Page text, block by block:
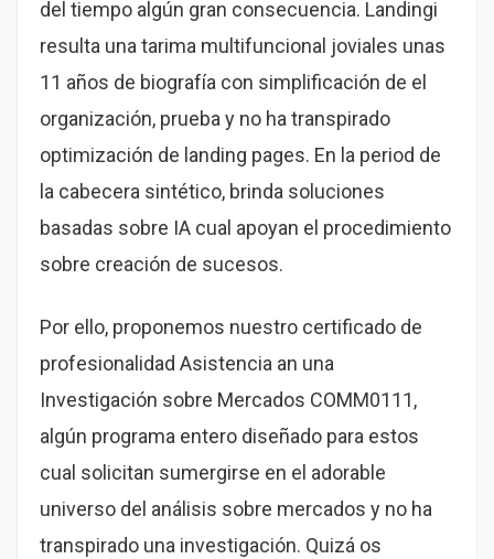
del tiempo algún gran consecuencia. Landingi
resulta una tarima multifuncional joviales unas
11 años de biografía con simplificación de el
organización, prueba y no ha transpirado
optimización de landing pages. En la period de
la cabecera sintético, brinda soluciones
basadas sobre IA cual apoyan el procedimiento
sobre creación de sucesos.
Por ello, proponemos nuestro certificado de
profesionalidad Asistencia an una
Investigación sobre Mercados COMM0111,
algún programa entero diseñado para estos
cual solicitan sumergirse en el adorable
universo del análisis sobre mercados y no ha
transpirado una investigación. Quizá os